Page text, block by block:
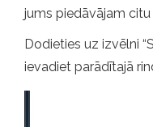
jums piedāvājam citu
Dodieties uz izvēlni
ievadiet parādītajā